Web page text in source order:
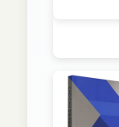
11.3 电力
12.3 数据
12.4 SQL
12.5 电力